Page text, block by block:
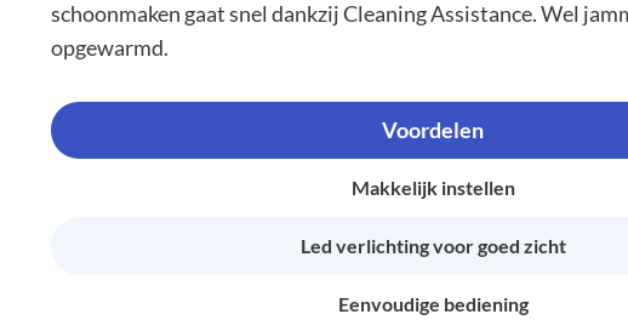
schoonmaken gaat snel dankzij Cleaning Assistance. Wel
opgewarmd.
Voordelen
Makkelijk instellen
Led verlichting voor goed zicht
Eenvoudige bediening